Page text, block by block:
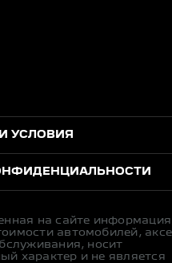
УСЛОВИЯ
на сайте
автомобилей,
носит
характер и не является